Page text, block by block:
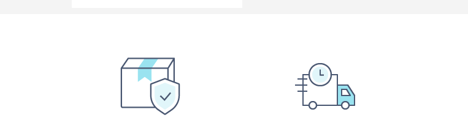
Extralink
Schneider Electric
DMA-SOFT